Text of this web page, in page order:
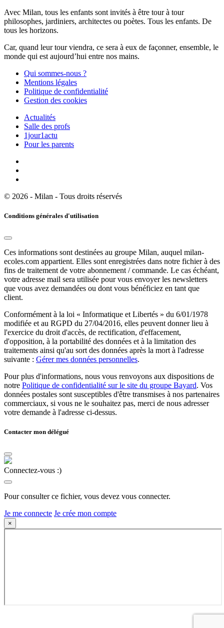
Avec Milan, tous les enfants sont invités à être tour à tour
philosophes, jardiniers, architectes ou poètes. Tous les enfants. De
tous les horizons.
Car, quand leur tour viendra, ce sera à eux de façonner, ensemble, le
monde qui est aujourd’hui entre nos mains.
Qui sommes-nous ?
Mentions légales
Politique de confidentialité
Gestion des cookies
Actualités
Salle des profs
1jour1actu
Pour les parents
© 2026 - Milan - Tous droits réservés
Conditions générales d'utilisation
Ces informations sont destinées au groupe Milan, auquel milan-
ecoles.com appartient. Elles sont enregistrées dans notre fichier à des
fins de traitement de votre abonnement / commande. Le cas échéant,
votre adresse mail sera utilisée pour vous envoyer les newsletters
que vous avez demandées ou dont vous bénéficiez en tant que
client.
Conformément à la loi « Informatique et Libertés » du 6/01/1978
modifiée et au RGPD du 27/04/2016, elles peuvent donner lieu à
l'exercice du droit d'accès, de rectification, d'effacement,
d'opposition, à la portabilité des données et à la limitation des
traitements ainsi qu'au sort des données après la mort à l'adresse
suivante : Gérer mes données personnelles.
Pour plus d'informations, nous vous renvoyons aux dispositions de
notre Politique de confidentialité sur le site du groupe Bayard. Vos
données postales sont susceptibles d'être transmises à nos partenaires
commerciaux, si vous ne le souhaitez pas, merci de nous adresser
votre demande à l'adresse ci-dessus.
Contacter mon délégué
Connectez-vous :)
Pour consulter ce fichier, vous devez vous connecter.
Je me connecte Je crée mon compte
×